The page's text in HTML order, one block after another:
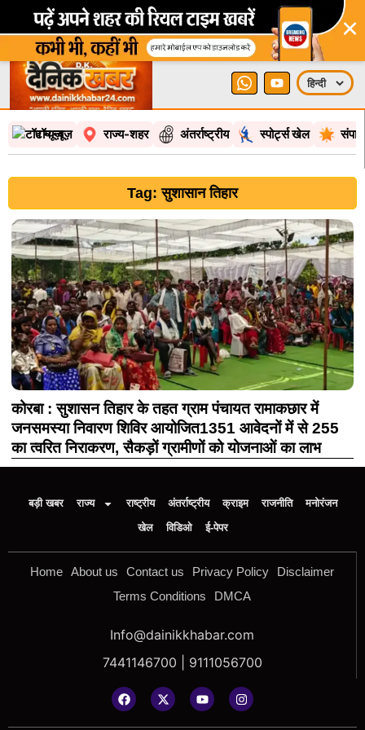
×
टॉप न्यूज़ राज्य-शहर अंतर्राष्ट्रीय स्पोर्ट्स खेल
Tag: सुशासान तिहार
कोरबा : सुशासन तिहार के तहत ग्राम पंचायत रामाकछार में
जनसमस्या निवारण शिविर आयोजित1351 आवेदनों में से 255
का त्वरित निराकरण, सैकड़ों ग्रामीणों को योजनाओं का लाभ
बड़ी खबर राज्य राष्ट्रीय अंतर्राष्ट्रीय क्राइम राजनीति
मनोरंजन
खेल
विडिओ ई-पेपर
Home About us Contact us Privacy Policy
Disclaimer
Terms Conditions
DMCA
Info@dainikkhabar.com
7441146700 | 9111056700